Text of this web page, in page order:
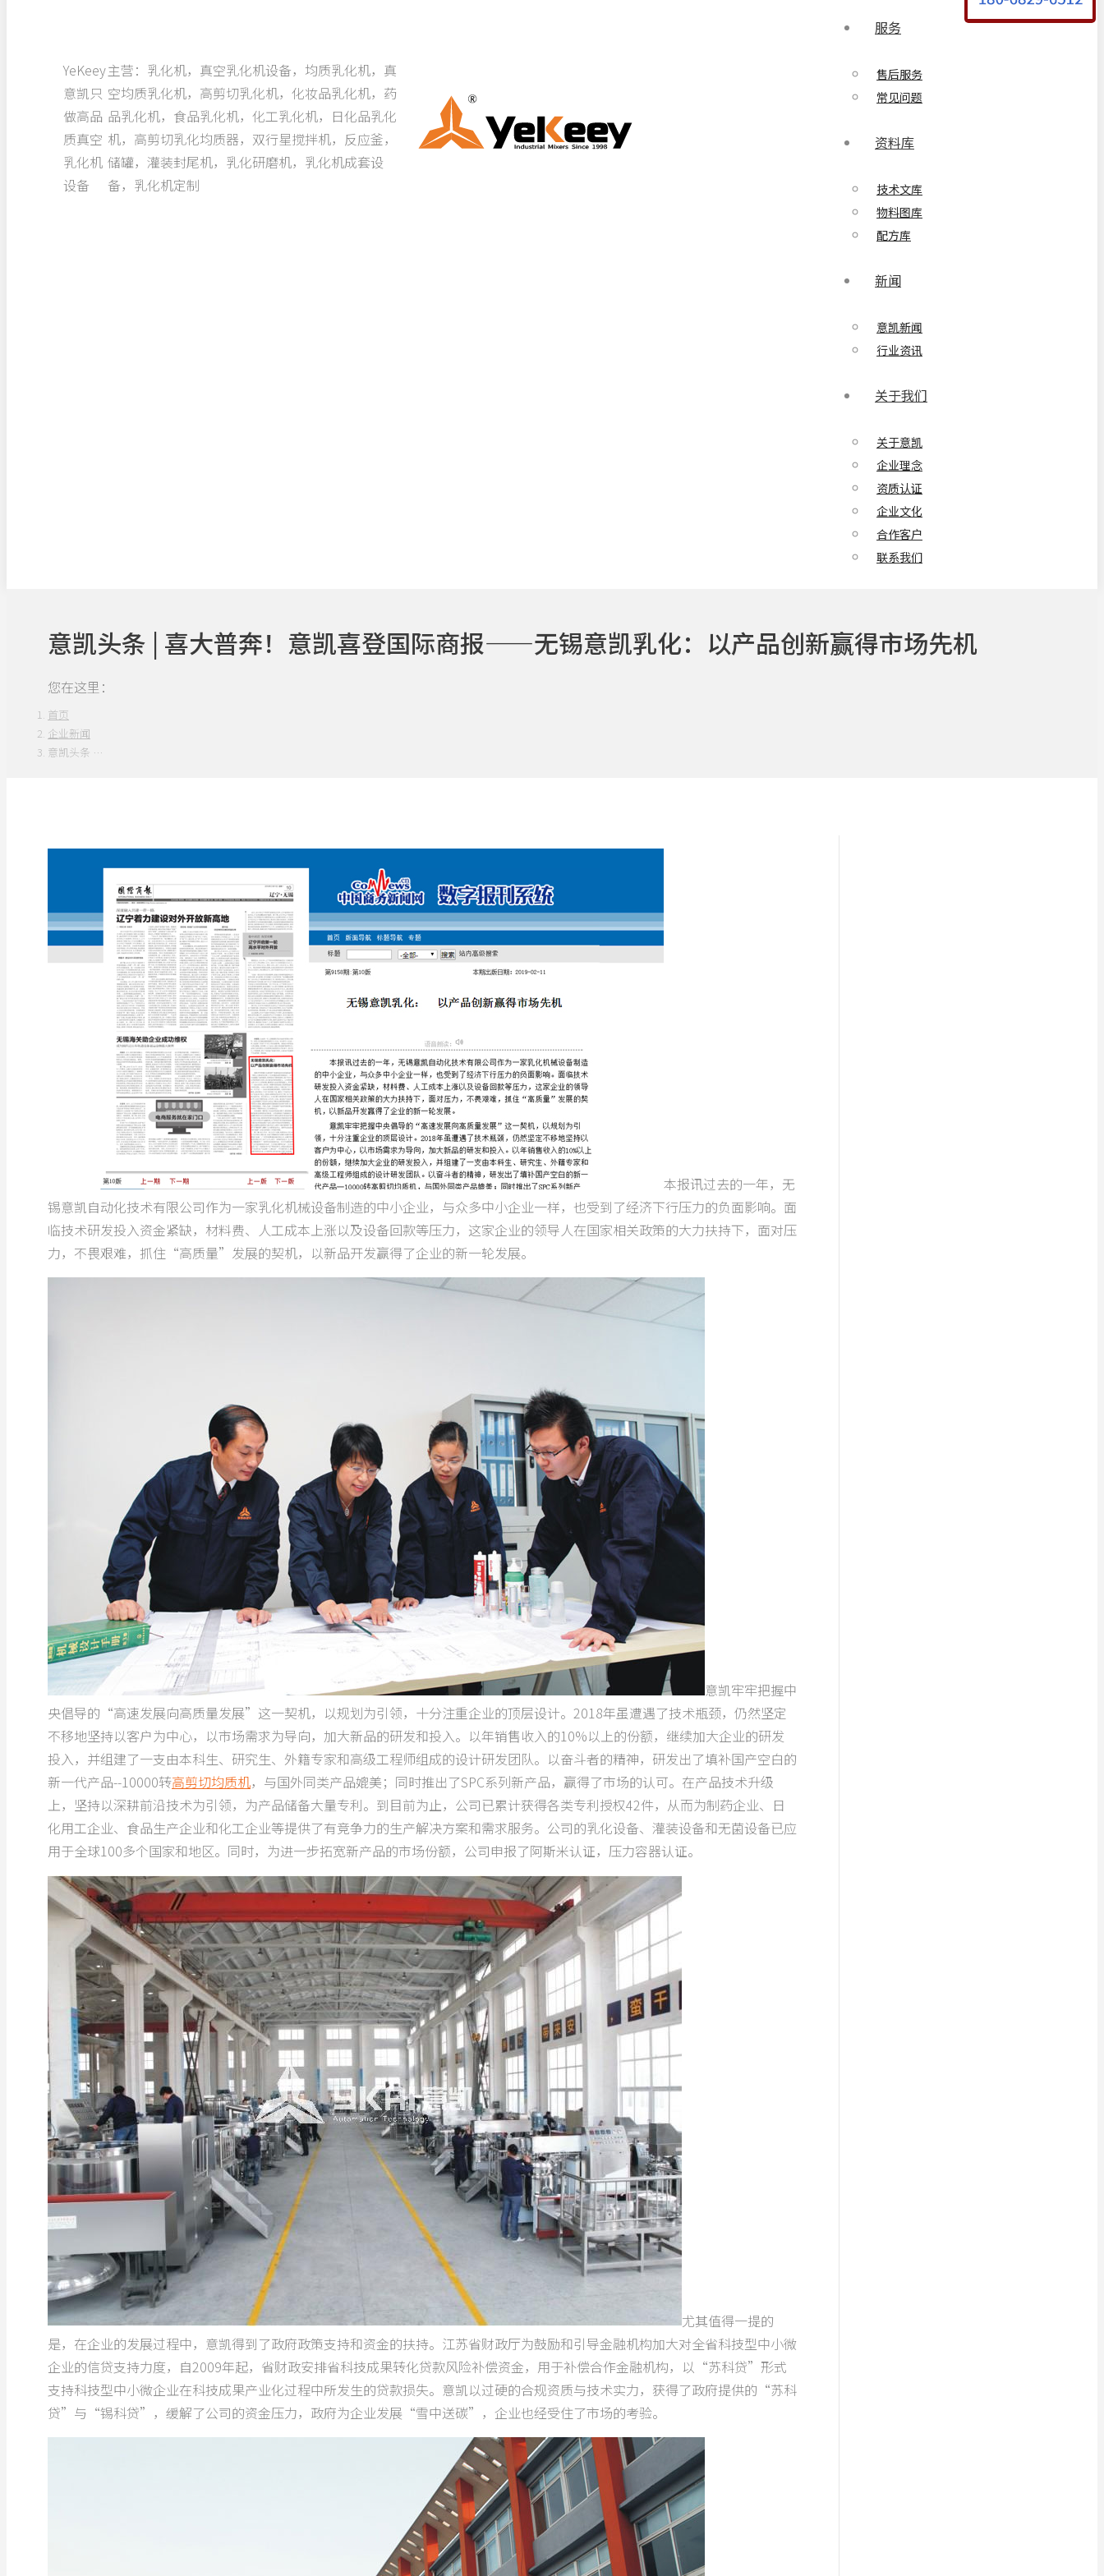
YeKeey
意凯只
做高品
质真空
乳化机
设备
主营：乳化机，真空乳化机设备，均质乳化机，真
空均质乳化机，高剪切乳化机，化妆品乳化机，药
品乳化机，食品乳化机，化工乳化机，日化品乳化
机，高剪切乳化均质器，双行星搅拌机，反应釜，
储罐，灌装封尾机，乳化研磨机，乳化机成套设
备，乳化机定制
服务
售后服务
常见问题
资料库
技术文库
物料图库
配方库
新闻
意凯新闻
行业资讯
关于我们
关于意凯
企业理念
资质认证
企业文化
合作客户
联系我们
意凯头条 | 喜大普奔！意凯喜登国际商报——无锡意凯乳化：以产品创新赢得市场先机
您在这里：
首页
企业新闻
意凯头条 …
本报讯过去的一年，无
锡意凯自动化技术有限公司作为一家乳化机械设备制造的中小企业，与众多中小企业一样，也受到了经济下行压力的负面影响。面
临技术研发投入资金紧缺，材料费、人工成本上涨以及设备回款等压力，这家企业的领导人在国家相关政策的大力扶持下，面对压
力，不畏艰难，抓住“高质量”发展的契机，以新品开发赢得了企业的新一轮发展。
意凯牢牢把握中
央倡导的“高速发展向高质量发展”这一契机，以规划为引领，十分注重企业的顶层设计。2018年虽遭遇了技术瓶颈，仍然坚定
不移地坚持以客户为中心，以市场需求为导向，加大新品的研发和投入。以年销售收入的10%以上的份额，继续加大企业的研发
投入，并组建了一支由本科生、研究生、外籍专家和高级工程师组成的设计研发团队。以奋斗者的精神，研发出了填补国产空白的
新一代产品--10000转高剪切均质机，与国外同类产品媲美；同时推出了SPC系列新产品，赢得了市场的认可。在产品技术升级
上，坚持以深耕前沿技术为引领，为产品储备大量专利。到目前为止，公司已累计获得各类专利授权42件，从而为制药企业、日
化用工企业、食品生产企业和化工企业等提供了有竞争力的生产解决方案和需求服务。公司的乳化设备、灌装设备和无菌设备已应
用于全球100多个国家和地区。同时，为进一步拓宽新产品的市场份额，公司申报了阿斯米认证，压力容器认证。
尤其值得一提的
是，在企业的发展过程中，意凯得到了政府政策支持和资金的扶持。江苏省财政厅为鼓励和引导金融机构加大对全省科技型中小微
企业的信贷支持力度，自2009年起，省财政安排省科技成果转化贷款风险补偿资金，用于补偿合作金融机构，以“苏科贷”形式
支持科技型中小微企业在科技成果产业化过程中所发生的贷款损失。意凯以过硬的合规资质与技术实力，获得了政府提供的“苏科
贷”与“锡科贷”，缓解了公司的资金压力，政府为企业发展“雪中送碳”，企业也经受住了市场的考验。